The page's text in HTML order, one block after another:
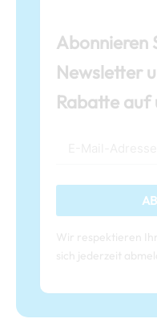
Abonnieren
Newsletter
Rabatte auf